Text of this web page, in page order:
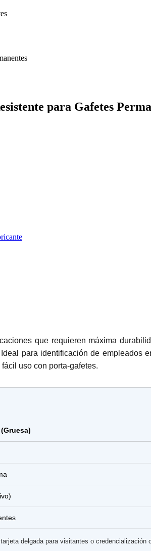
para Gafetes
que requieren máxima
para identificación de empleados
uso con porta-gafetes.
(Gruesa)
delgada para visitantes o credencialización